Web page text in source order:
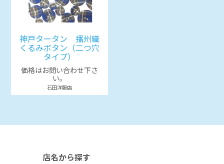
神戸タータン 播州織
くるみボタン（二つ穴
タイプ）
価格はお問い合わせ下さ
い。
石田洋服店
店名から探す